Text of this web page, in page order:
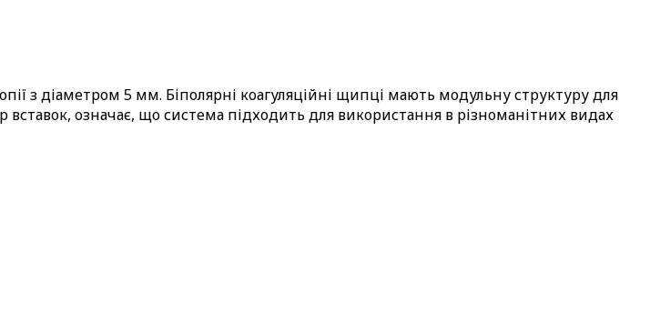
з діаметром 5 мм. Біполярні коагуляційні щипці мають модульну структуру для
означає, що система підходить для використання в різноманітних видах